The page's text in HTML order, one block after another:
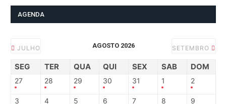
AGENDA
JULHO AGOSTO 2026 SETEMBRO
SEG TER QUA QUI SEX SAB DOM
27 28 29 30 31 1 2
3 4 5 6 7 8 9